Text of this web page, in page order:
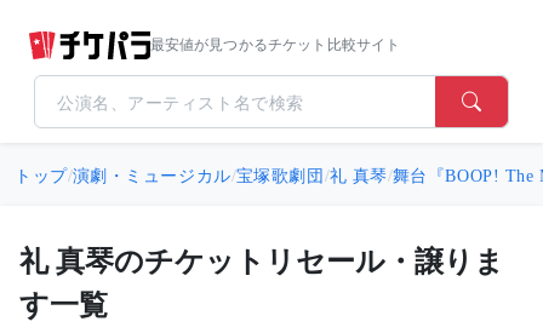
最安値が見つかるチケット比較サイト
トップ/演劇・ミュージカル/宝塚歌劇団 /礼 真琴/舞台『BOOP! The
礼 真琴のチケットリセール・譲りま
す一覧